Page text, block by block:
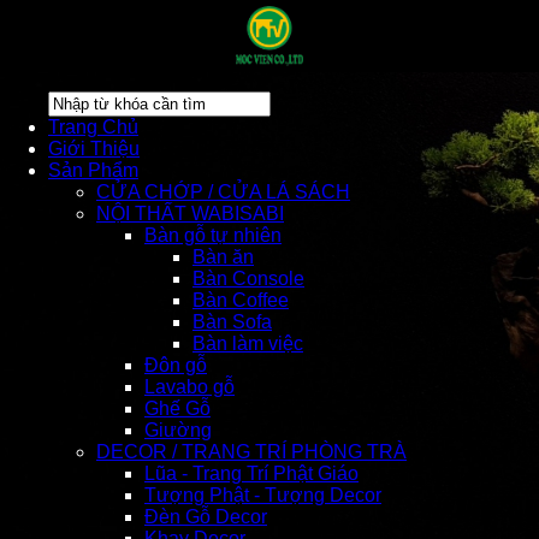
Trang Chủ
Giới Thiệu
Sản Phẩm
CỬA CHỚP / CỬA LÁ SÁCH
NỘI THẤT WABISABI
Bàn gỗ tự nhiên
Bàn ăn
Bàn Console
Bàn Coffee
Bàn Sofa
Bàn làm việc
Đôn gỗ
Lavabo gỗ
Ghế Gỗ
Giường
DECOR / TRANG TRÍ PHÒNG TRÀ
Lũa - Trang Trí Phật Giáo
Tượng Phật - Tượng Decor
Đèn Gỗ Decor